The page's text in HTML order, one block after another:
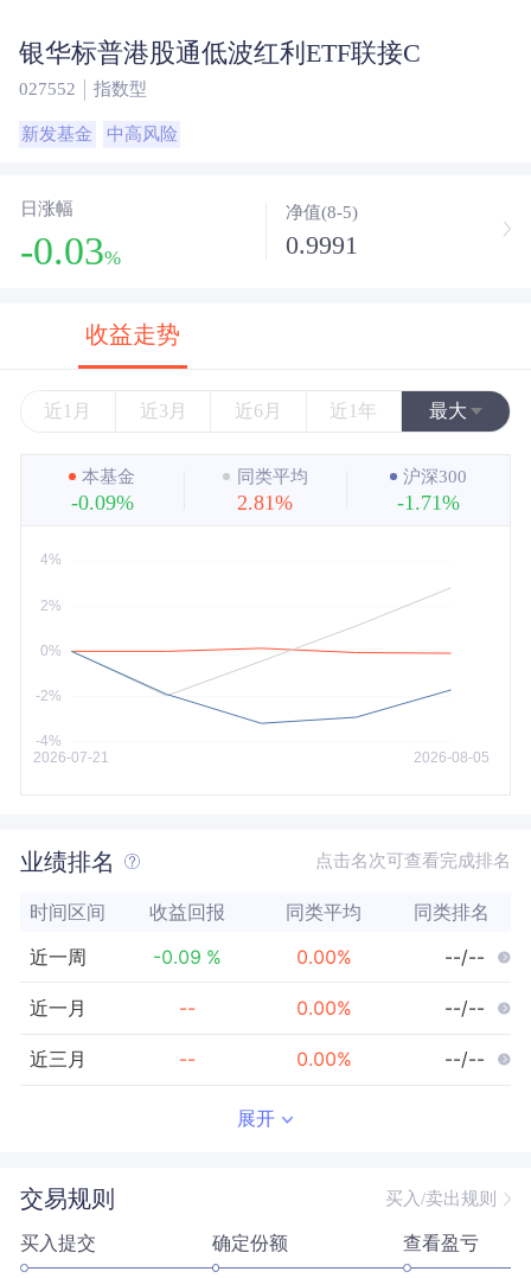
银华标普港股通低波红利ETF联接C
027552 指数型
新发基金 中高风险
日涨幅
-0.03%
净值(8-5)
0.9991
收益走势
近1月 近3月 近6月 近1年 最大
近3年
近5年
本基金
-0.09%
同类平均
2.81%
沪深300
-1.71%
业绩排名 点击名次可查看完成排名
时间区间 收益回报 同类平均 同类排名
近一周 -0.09 % 0.00% --/--
近一月 -- 0.00% --/--
近三月 -- 0.00% --/--
近三年 --/--
近五年 -- 0.00% --/--
展开
交易规则 买入/卖出规则
买入提交 确定份额 查看盈亏